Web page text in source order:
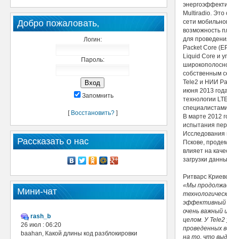
Добро пожаловать,
Логин:
Пароль:
Запомнить
[ Восстановить?]
Рассказать о нас
Мини-чат
rash_b
26 июл : 06:20
baahan, Какой длины код разблокировки
Multiradio. Это
сети
возможность
для
Packet Core
Liquid Core и
собственным
Tele2 и НИИ
июня 2013
технологии
В марте 2012
испытания
Пскове,
влияет на
загрузки
Ритварс
«Мы
эффективный
очень важный
целом. У
проведенных
на то, что